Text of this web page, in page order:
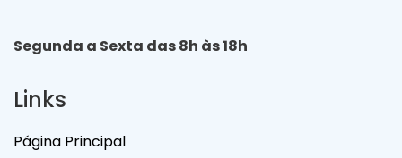
Segunda a Sexta das 8h às 18h
Links
Página Principal